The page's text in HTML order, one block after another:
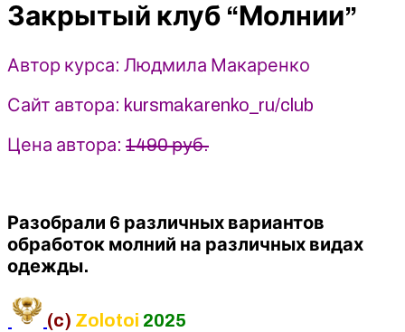
Людмила
Макаренко
(2023)
Шитье
-
Модно
Швейно
Закрытый клуб “Молнии”
Автор курса: Людмила Макаренко
Сайт автора: kursmakarenko_ru/club
Цена автора: 1490 руб.
Разобрали 6 различных вариантов
обработок молний на различных видах
одежды.
(c) Zolotoi 2025